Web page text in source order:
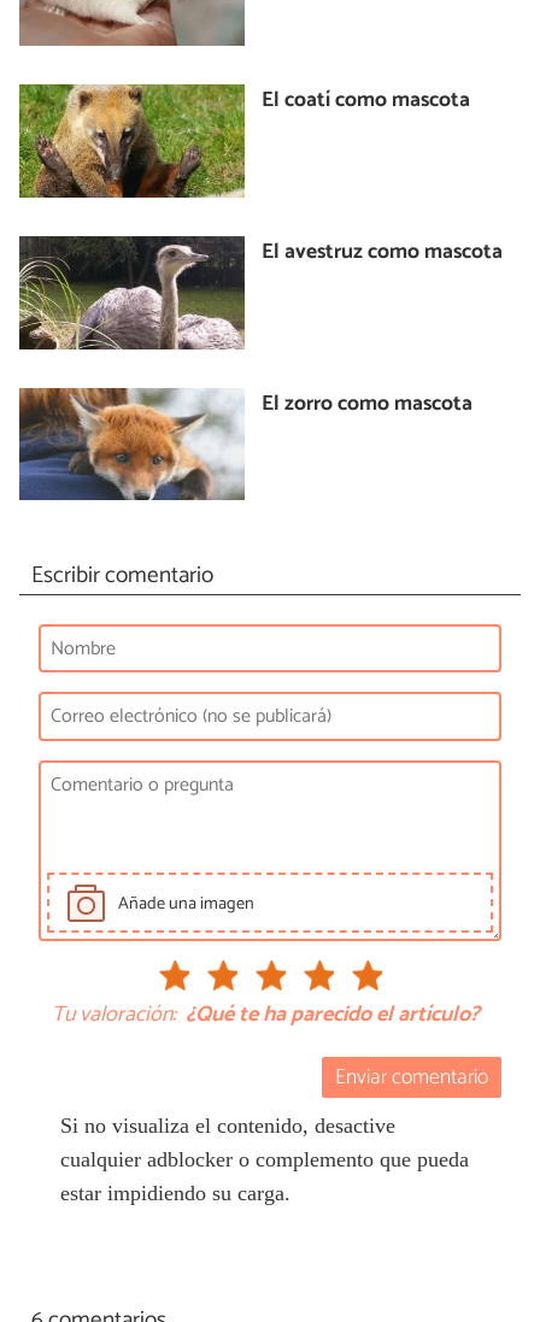
El coatí como mascota
El avestruz como mascota
El zorro como mascota
Escribir comentario
Añade una imagen
Tu valoración: ¿Qué te ha parecido el artículo?
Enviar comentario
Si no visualiza el contenido, desactive
cualquier adblocker o complemento que pueda
estar impidiendo su carga.